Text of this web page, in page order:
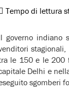
Tempo di lettura
governo indiano
le 150 e le 200
Delhi e
sgomberi